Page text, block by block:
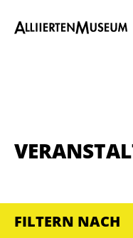
FILTERN NACH